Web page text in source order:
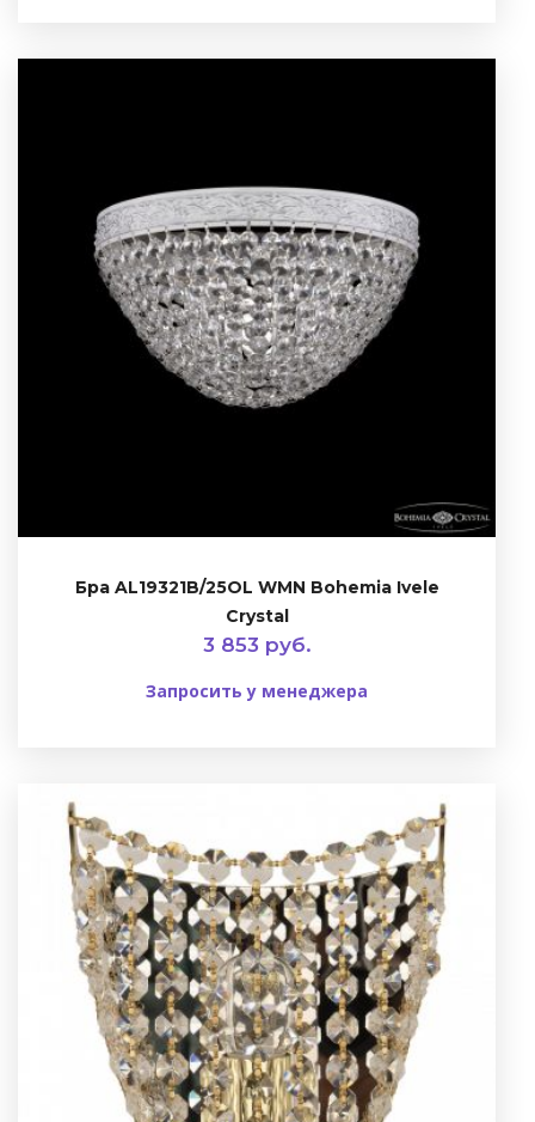
Бра AL19321B/25OL WMN Bohemia Ivele
Crystal
3 853 руб.
Запросить у менеджера